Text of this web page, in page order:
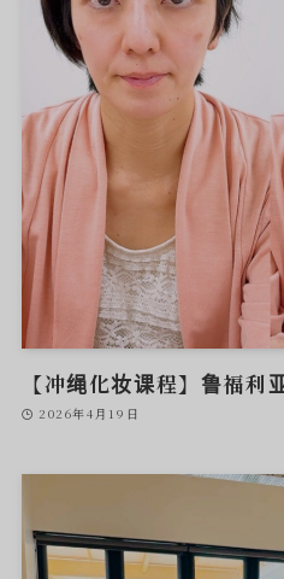
【冲绳化妆课程】鲁福利
2026年4月19日